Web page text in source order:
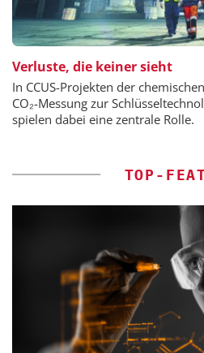
Verluste, die keiner sieht
In CCUS-Projekten der
CO₂-Messung zur
spielen dabei eine zentrale Rolle.
TOP-